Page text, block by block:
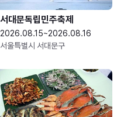
서대문독립민주축제
2026.08.15~2026.08.16
서울특별시 서대문구